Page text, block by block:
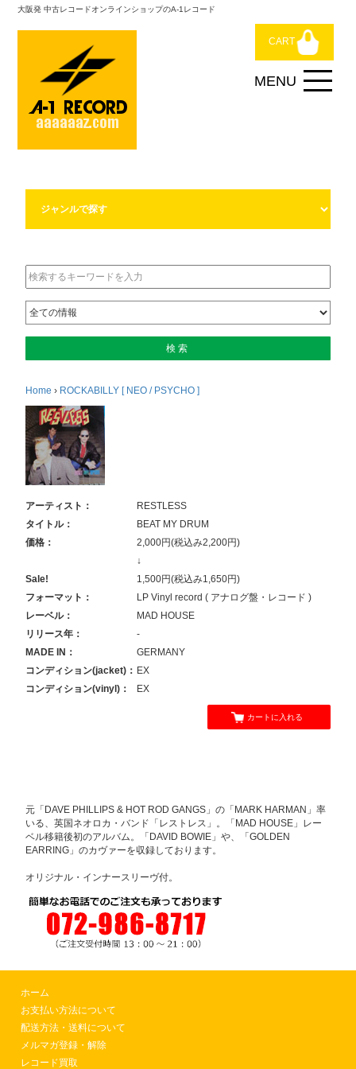
大阪発 中古レコードオンラインショップのA-1レコード
CART
Home › ROCKABILLY [ NEO / PSYCHO ]
アーティスト：
RESTLESS
タイトル：
BEAT MY DRUM
価格：
2,000円(税込み2,200円)
↓
Sale!
1,500円(税込み1,650円)
フォーマット：
LP Vinyl record ( アナログ盤・レコード )
レーベル：
MAD HOUSE
リリース年：
-
MADE IN：
GERMANY
コンディション(jacket)： EX
コンディション(vinyl)：
EX
カートに入れる
元「DAVE PHILLIPS & HOT ROD GANGS」の「MARK HARMAN」率
いる、英国ネオロカ・バンド「レストレス」。「MAD HOUSE」レー
ベル移籍後初のアルバム。「DAVID BOWIE」や、「GOLDEN
EARRING」のカヴァーを収録しております。
オリジナル・インナースリーヴ付。
ホーム
お支払い方法について
配送方法・送料について
メルマガ登録・解除
レコード買取